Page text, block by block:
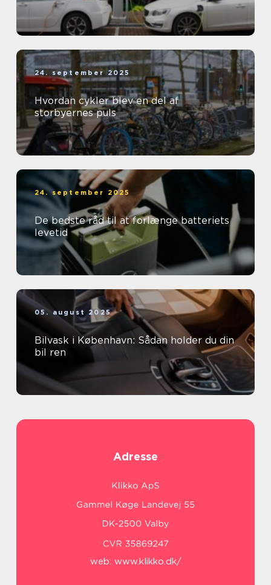
24. september 2025
Hvordan cykler blev en del af
storbyernes puls
24. september 2025
De bedste råd til at forlænge batteriets
levetid
05. august 2025
Bilvask i København: Sådan holder du din
bil ren
Adresse
web: www.klikko.dk/